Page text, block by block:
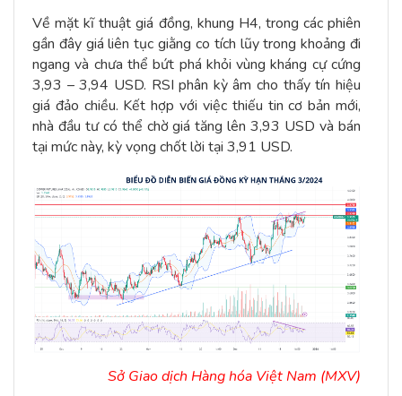
Về mặt kĩ thuật giá đồng, khung H4, trong các phiên
gần đây giá liên tục giằng co tích lũy trong khoảng đi
ngang và chưa thể bứt phá khỏi vùng kháng cự cứng
3,93 – 3,94 USD. RSI phân kỳ âm cho thấy tín hiệu
giá đảo chiều. Kết hợp với việc thiếu tin cơ bản mới,
nhà đầu tư có thể chờ giá tăng lên 3,93 USD và bán
tại mức này, kỳ vọng chốt lời tại 3,91 USD.
Sở Giao dịch Hàng hóa Việt Nam (MXV)